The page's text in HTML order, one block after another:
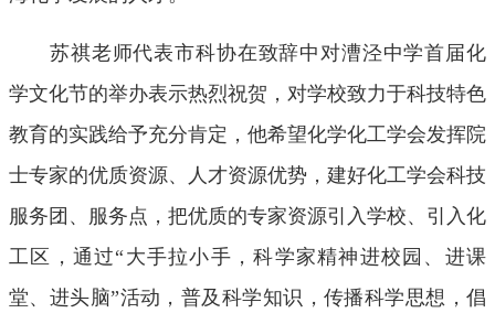
苏祺老师代表市科协在致辞中对漕泾中学首届化
学文化节的举办表示热烈祝贺，对学校致力于科技特色
教育的实践给予充分肯定，他希望化学化工学会发挥院
士专家的优质资源、人才资源优势，建好化工学会科技
服务团、服务点，把优质的专家资源引入学校、引入化
工区，通过“大手拉小手，科学家精神进校园、进课
堂、进头脑”活动，普及科学知识，传播科学思想，倡